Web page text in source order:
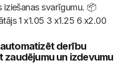
svarīgumu. 📦
1 x1.05 3 x1.25 6 x2.00
derību
un izdevumu